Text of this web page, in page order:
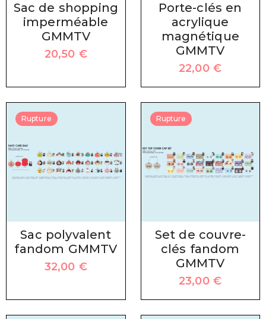
Sac de shopping
imperméable
GMMTV
20,50 €
Porte-clés en
acrylique
magnétique
GMMTV
22,00€
Rupture
Sac polyvalent
fandom GMMTV
32,00 €
Rupture
Set de couvre-
clés fandom
GMMTV
23,00€